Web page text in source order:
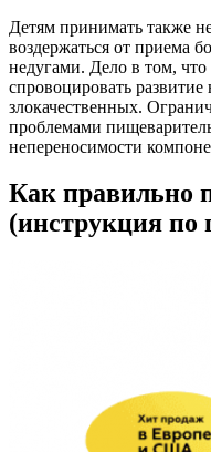
Детям принимать также
воздержаться от приема
недугами. Дело в том,
спровоцировать
злокачественных.
проблемами
непереносимости
Как правильно
(инструкция